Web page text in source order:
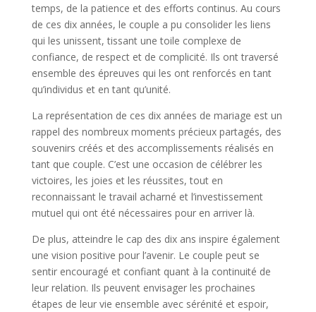
temps, de la patience et des efforts continus. Au cours
de ces dix années, le couple a pu consolider les liens
qui les unissent, tissant une toile complexe de
confiance, de respect et de complicité. Ils ont traversé
ensemble des épreuves qui les ont renforcés en tant
qu’individus et en tant qu’unité.
La représentation de ces dix années de mariage est un
rappel des nombreux moments précieux partagés, des
souvenirs créés et des accomplissements réalisés en
tant que couple. C’est une occasion de célébrer les
victoires, les joies et les réussites, tout en
reconnaissant le travail acharné et l’investissement
mutuel qui ont été nécessaires pour en arriver là.
De plus, atteindre le cap des dix ans inspire également
une vision positive pour l’avenir. Le couple peut se
sentir encouragé et confiant quant à la continuité de
leur relation. Ils peuvent envisager les prochaines
étapes de leur vie ensemble avec sérénité et espoir,